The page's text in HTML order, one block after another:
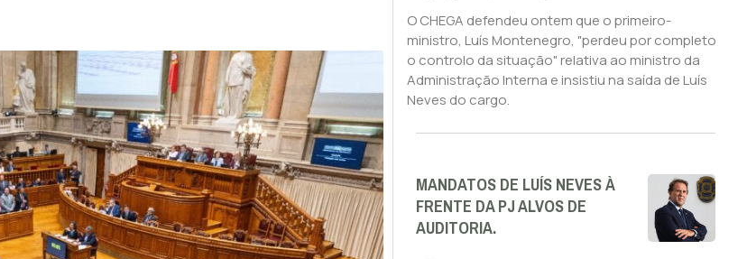
O CHEGA defendeu ontem que o primeiro-
ministro, Luís Montenegro, "perdeu por completo
o controlo da situação" relativa ao ministro da
Administração Interna e insistiu na saída de Luís
Neves do cargo.
MANDATOS DE LUÍS NEVES À
FRENTE DA PJ ALVOS DE
AUDITORIA.